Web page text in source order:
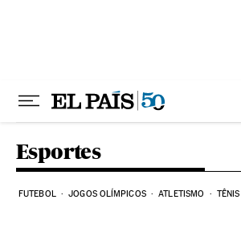
Esportes
FUTEBOL JOGOS OLÍMPICOS ATLETISMO TÊNIS